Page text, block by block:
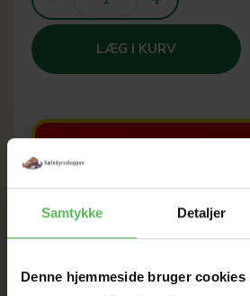
Samtykke Detaljer
Denne hjemmeside bruger cookies
LÆG I KURV
TIL D. 8